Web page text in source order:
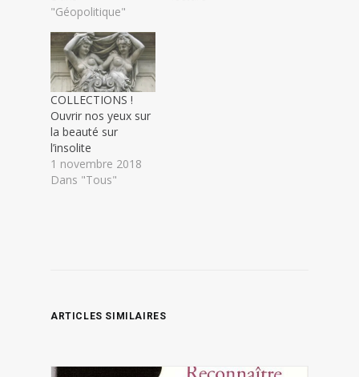
"Géopolitique"
COLLECTIONS !
Ouvrir nos yeux sur
la beauté sur
l’insolite
1 novembre 2018
Dans "Tous"
ARTICLES SIMILAIRES